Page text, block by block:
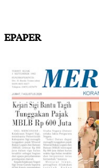
EPAPER